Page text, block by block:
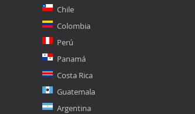
Chile
Colombia
Perú
Panamá
Costa Rica
Guatemala
Argentina